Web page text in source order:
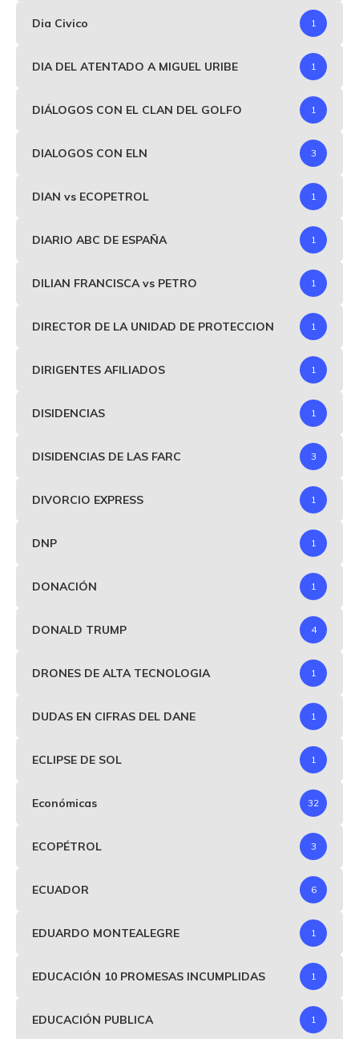
Dia Civico 1
DIA DEL ATENTADO A MIGUEL URIBE 1
DIÁLOGOS CON EL CLAN DEL GOLFO 1
DIALOGOS CON ELN 3
DIAN vs ECOPETROL 1
DIARIO ABC DE ESPAÑA 1
DILIAN FRANCISCA vs PETRO 1
DIRECTOR DE LA UNIDAD DE PROTECCION 1
DIRIGENTES AFILIADOS 1
DISIDENCIAS 1
DISIDENCIAS DE LAS FARC 3
DIVORCIO EXPRESS 1
DNP 1
DONACIÓN 1
DONALD TRUMP 4
DRONES DE ALTA TECNOLOGIA 1
DUDAS EN CIFRAS DEL DANE 1
ECLIPSE DE SOL 1
Económicas 32
ECOPÉTROL 3
ECUADOR 6
EDUARDO MONTEALEGRE 1
EDUCACIÓN 10 PROMESAS INCUMPLIDAS 1
EDUCACIÓN PUBLICA 1